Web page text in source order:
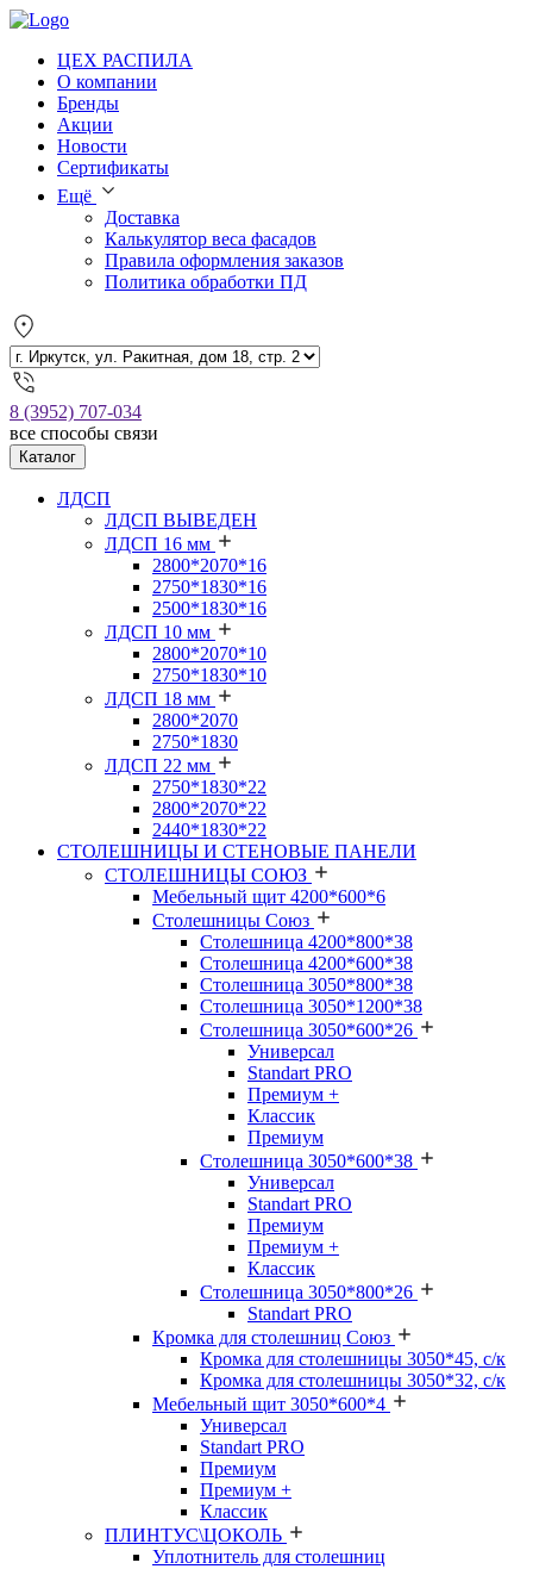
ЦЕХ РАСПИЛА
О компании
Бренды
Акции
Новости
Сертификаты
Ещё
Доставка
Калькулятор веса фасадов
Правила оформления заказов
Политика обработки ПД
8 (3952) 707-034
все способы связи
Каталог
ЛДСП
ЛДСП ВЫВЕДЕН
ЛДСП 16 мм
2800*2070*16
2750*1830*16
2500*1830*16
ЛДСП 10 мм
2800*2070*10
2750*1830*10
ЛДСП 18 мм
2800*2070
2750*1830
ЛДСП 22 мм
2750*1830*22
2800*2070*22
2440*1830*22
СТОЛЕШНИЦЫ И СТЕНОВЫЕ ПАНЕЛИ
СТОЛЕШНИЦЫ СОЮЗ
Мебельный щит 4200*600*6
Столешницы Союз
Столешница 4200*800*38
Столешница 4200*600*38
Столешница 3050*800*38
Столешница 3050*1200*38
Столешница 3050*600*26
Универсал
Standart PRO
Премиум +
Классик
Премиум
Столешница 3050*600*38
Универсал
Standart PRO
Премиум
Премиум +
Классик
Столешница 3050*800*26
Standart PRO
Кромка для столешниц Союз
Кромка для столешницы 3050*45, с/к
Кромка для столешницы 3050*32, с/к
Мебельный щит 3050*600*4
Универсал
Standart PRO
Премиум
Премиум +
Классик
ПЛИНТУС\ЦОКОЛЬ
Уплотнитель для столешниц